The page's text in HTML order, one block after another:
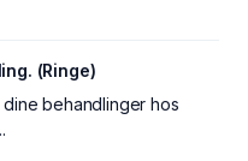
(Ringe)
behandlinger hos